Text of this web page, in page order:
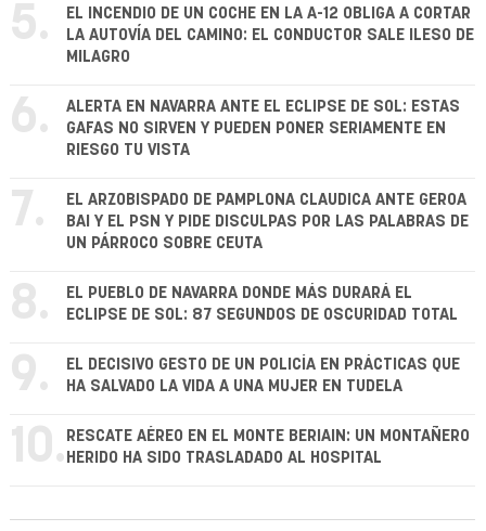
5.
EL INCENDIO DE UN COCHE EN LA A-12 OBLIGA A CORTAR
LA AUTOVÍA DEL CAMINO: EL CONDUCTOR SALE ILESO DE
MILAGRO
6.
ALERTA EN NAVARRA ANTE EL ECLIPSE DE SOL: ESTAS
GAFAS NO SIRVEN Y PUEDEN PONER SERIAMENTE EN
RIESGO TU VISTA
7.
EL ARZOBISPADO DE PAMPLONA CLAUDICA ANTE GEROA
BAI Y EL PSN Y PIDE DISCULPAS POR LAS PALABRAS DE
UN PÁRROCO SOBRE CEUTA
8.
EL PUEBLO DE NAVARRA DONDE MÁS DURARÁ EL
ECLIPSE DE SOL: 87 SEGUNDOS DE OSCURIDAD TOTAL
9.
EL DECISIVO GESTO DE UN POLICÍA EN PRÁCTICAS QUE
HA SALVADO LA VIDA A UNA MUJER EN TUDELA
10. RESCATE AÉREO EN EL MONTE BERIAIN: UN MONTAÑERO
HERIDO HA SIDO TRASLADADO AL HOSPITAL